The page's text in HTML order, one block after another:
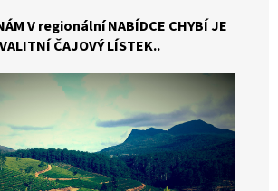
V regionální NABÍDCE CHYBÍ JE
ČAJOVÝ LÍSTEK..